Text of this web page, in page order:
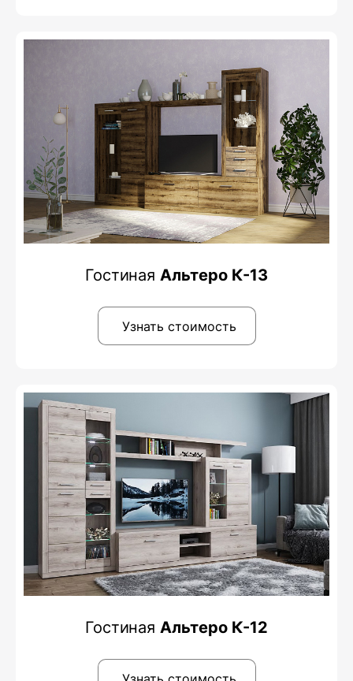
Гостиная Альтеро К-13
Узнать стоимость
Гостиная Альтеро К-12